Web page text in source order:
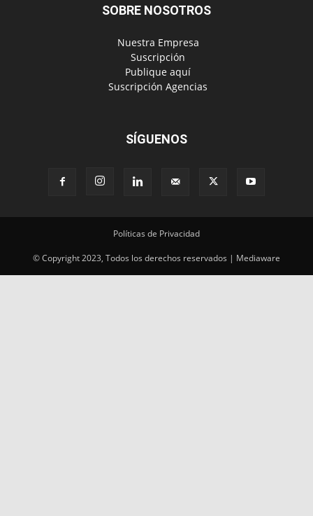
SOBRE NOSOTROS
‎ Nuestra Empresa
‎ Suscripción
‎ Publique aquí
‎ Suscripción Agencias
SÍGUENOS
Políticas de Privacidad
© Copyright 2023, Todos los derechos reservados | Mediaware